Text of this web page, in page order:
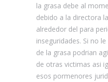
la grasa debe al
debido a la directora
alrededor del para
inseguridades. Si no
de la grasa podri­an
de otras victimas asi­
esos pormenores